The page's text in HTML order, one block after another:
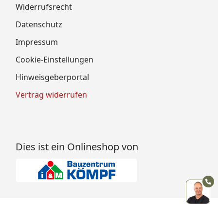
Widerrufsrecht
Datenschutz
Impressum
Cookie-Einstellungen
Hinweisgeberportal
Vertrag widerrufen
Dies ist ein Onlineshop von